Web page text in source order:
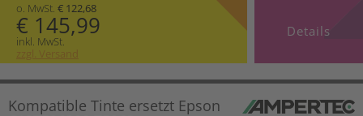
o. MwSt. € 122,68
€ 145,99
inkl. MwSt.
zzgl. Versand
Details
Kompatible Tinte ersetzt Epson